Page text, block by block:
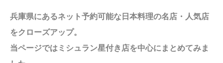
兵庫県にあるネット予約可能な日本料理の名店・人気店
をクローズアップ。
当ページでは ミシュラン星付き店を中心にまとめてみま